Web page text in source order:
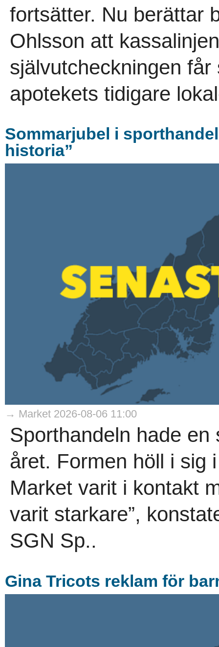
fortsätter. Nu berättar
Ohlsson att
självutcheckningen
apotekets tidigare
Sommarjubel i
historia”
→ Market 2026-08-06 11:00
Sporthandeln hade
året. Formen höll i sig
Market varit i kontakt
varit starkare”,
SGN Sp..
Gina Tricots reklam för